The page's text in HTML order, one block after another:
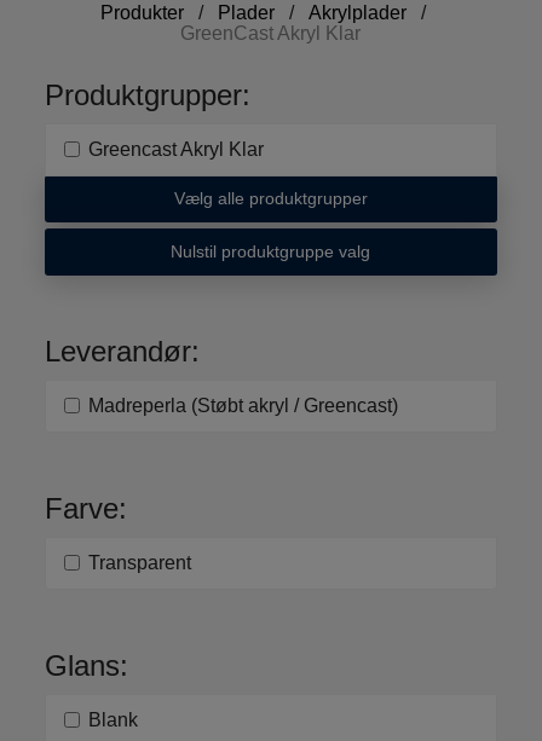
Produkter / Plader /Akrylplader /
GreenCast Akryl Klar
Produktgrupper:
Greencast Akryl Klar
Vælg alle produktgrupper
Nulstil produktgruppe valg
Leverandør:
Madreperla (Støbt akryl / Greencast)
Farve:
Transparent
Glans:
Blank